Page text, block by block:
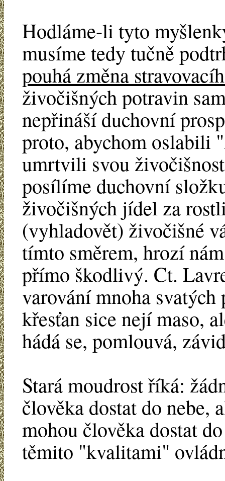
Hodláme-li tyto
musíme tedy tučně
pouhá změna
živočišných potravin
nepřináší duchovní
proto, abychom oslabili
umrtvili svou
posílíme duchovní
živočišných jídel za
(vyhladovět) živočišné
tímto směrem, hrozí
přímo škodlivý. Ct.
varování mnoha
křesťan sice nejí maso,
hádá se, pomlouvá,
Stará moudrost říká:
člověka dostat do nebe,
mohou člověka dostat
těmito "kvalitami"